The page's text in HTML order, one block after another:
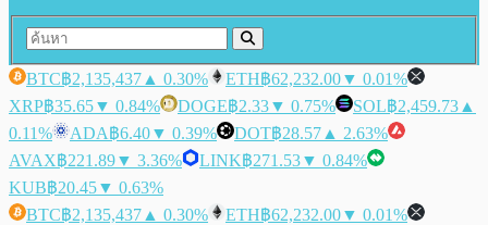
BTC฿2,135,437 ▲ 0.30% ETH฿62,232.00▼ 0.01%
XRP฿35.65▼ 0.84% DOGE฿2.33▼ 0.75% SOL฿2,459.73 ▲
0.11%
ADA฿6.40▼ 0.39% DOT฿28.57 ▲ 2.63%
AVAX฿221.89▼ 3.36% LINK฿271.53▼ 0.84%
KUB฿20.45▼ 0.63%
BTC฿2,135,437 ▲ 0.30% ETH฿62,232.00▼ 0.01%